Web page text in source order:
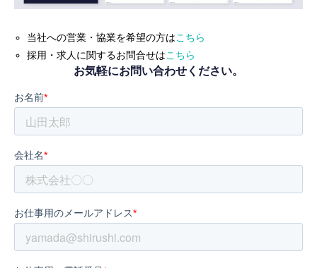
当社への営業・協業を希望の方はこちら
採用・求人に関するお問合せはこちら